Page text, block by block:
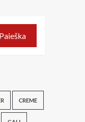
CREME